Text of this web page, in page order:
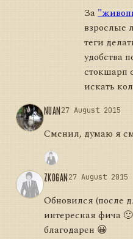
За
взрослые
теги
удобства
стокшарп
искать
NUAN 27 August 2015
Сменил, думаю я
ZKOGAN 27 August 2015
Обновился (после
интересная фича
благодарен 😀